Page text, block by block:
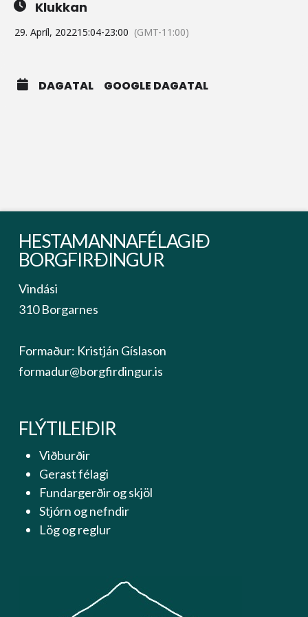
Klukkan
29. Apríl, 202215:04-23:00 (GMT-11:00)
DAGATAL GOOGLE DAGATAL
HESTAMANNAFÉLAGIÐ
BORGFIRÐINGUR
Vindási
310 Borgarnes
Formaður: Kristján Gíslason
formadur@borgfirdingur.is
FLÝTILEIÐIR
Viðburðir
Gerast félagi
Fundargerðir og skjöl
Stjórn og nefndir
Lög og reglur